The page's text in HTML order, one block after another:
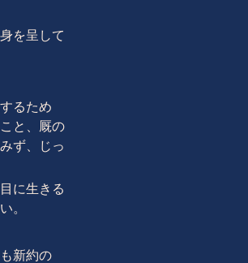
を呈して
るため
と、厩の
ず、じっ
に生きる
。
新約の